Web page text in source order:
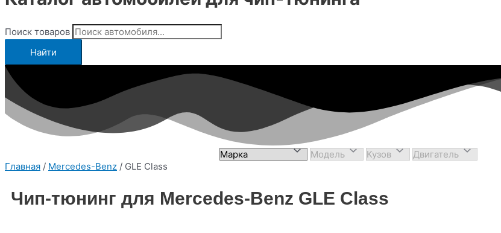
Поиск товаров
Найти
Главная / Mercedes-Benz / GLE Class
Чип-тюнинг для Mercedes-Benz GLE Class